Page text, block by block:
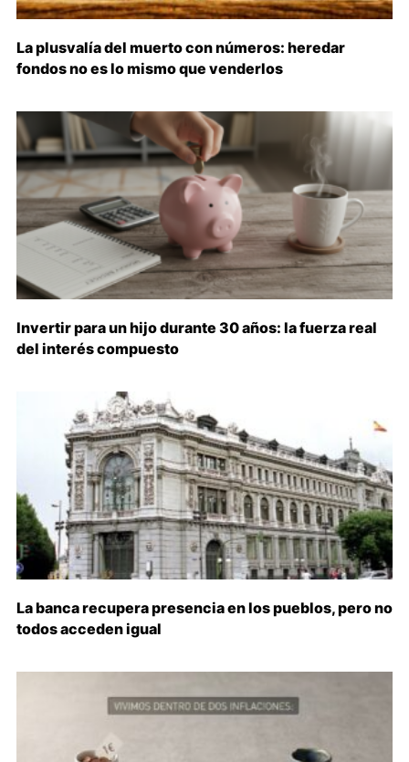
La plusvalía del muerto con números: heredar
fondos no es lo mismo que venderlos
Invertir para un hijo durante 30 años: la fuerza real
del interés compuesto
La banca recupera presencia en los pueblos, pero no
todos acceden igual